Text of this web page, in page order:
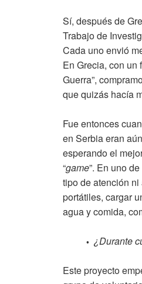
Sí, después de
Trabajo de
Cada uno envió
En Grecia, con un
Guerra”,
que quizás hacía
Fue entonces
en Serbia eran
esperando el
“game”. En uno
tipo de atención
portátiles, cargar
agua y comida,
• ¿Durante
Este proyecto